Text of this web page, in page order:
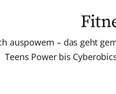
auspowern – das geht
Teens Power bis